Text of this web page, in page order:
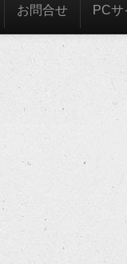
お問合せ PCサ